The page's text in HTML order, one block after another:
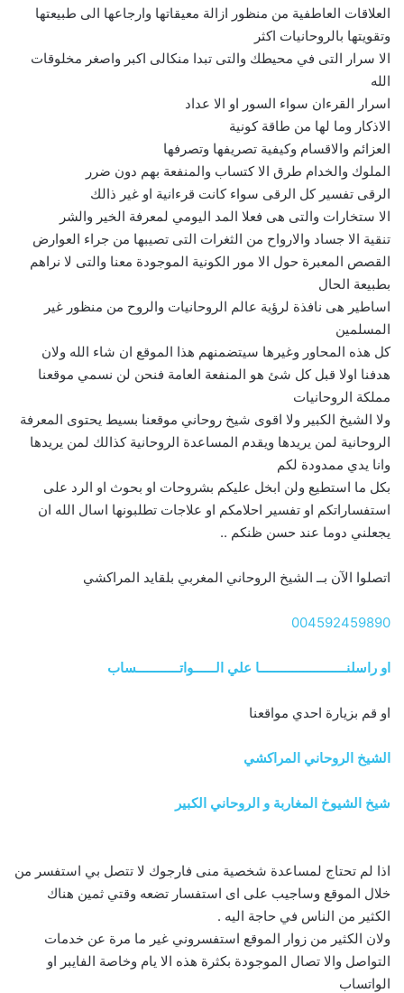
العلاقات العاطفية من منظور ازالة معيقاتها وارجاعها الى طبيعتها
وتقويتها بالروحانيات اكثر
الا سرار التى في محيطك والتى تبدا منكالى اكبر واصغر مخلوقات
الله
اسرار القرءان سواء السور او الا عداد
الاذكار وما لها من طاقة كونية
العزائم والاقسام وكيفية تصريفها وتصرفها
الملوك والخدام طرق الا كتساب والمنفعة بهم دون ضرر
الرقى تفسير كل الرقى سواء كانت قرءانية او غير ذالك
الا ستخارات والتى هى فعلا المد اليومي لمعرفة الخير والشر
تنقية الا جساد والارواح من الثغرات التى تصيبها من جراء العوارض
القصص المعبرة حول الا مور الكونية الموجودة معنا والتى لا نراهم
بطبيعة الحال
اساطير هى نافذة لرؤية عالم الروحانيات والروح من منظور غير
المسلمين
كل هذه المحاور وغيرها سيتضمنهم هذا الموقع ان شاء الله ولان
هدفنا اولا قبل كل شئ هو المنفعة العامة فنحن لن نسمي موقعنا
مملكة الروحانيات
ولا الشيخ الكبير ولا اقوى شيخ روحاني موقعنا بسيط يحتوى المعرفة
الروحانية لمن يريدها ويقدم المساعدة الروحانية كذالك لمن يريدها
وانا يدي ممدودة لكم
بكل ما استطيع ولن ابخل عليكم بشروحات او بحوث او الرد على
استفساراتكم او تفسير احلامكم او علاجات تطلبونها اسال الله ان
يجعلني دوما عند حسن ظنكم ..
اتصلوا الآن بــ الشيخ الروحاني المغربي بلقايد المراكشي
004592459890
او راسلنــــــــــــــــــــــــا علي الــــــواتــــــــــــساب
او قم بزيارة احدي مواقعنا
الشيخ الروحاني المراكشي
شيخ الشيوخ المغاربة و الروحاني الكبير
اذا لم تحتاج لمساعدة شخصية منى فارجوك لا تتصل بي استفسر من
خلال الموقع وساجيب على اى استفسار تضعه وقتي ثمين هناك
الكثير من الناس في حاجة اليه .
ولان الكثير من زوار الموقع استفسروني غير ما مرة عن خدمات
التواصل والا تصال الموجودة بكثرة هذه الا يام وخاصة الفايبر او
الواتساب